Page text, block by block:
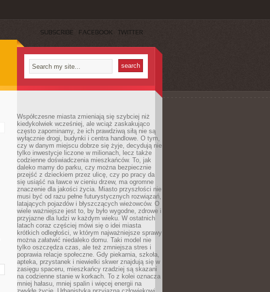
SUBSCRIBE FACEBOOK TWITTER
Współczesne miasta zmieniają się szybciej niż
kiedykolwiek wcześniej, ale wciąż zaskakująco
często zapominamy, że ich prawdziwą siłą nie są
wyłącznie drogi, budynki i centra handlowe. O tym,
czy w danym miejscu dobrze się żyje, decydują nie
tylko inwestycje liczone w milionach, lecz także
codzienne doświadczenia mieszkańców. To, jak
daleko mamy do parku, czy można bezpiecznie
przejść z dzieckiem przez ulicę, czy po pracy da
się usiąść na ławce w cieniu drzew, ma ogromne
znaczenie dla jakości życia. Miasto przyszłości nie
musi być od razu pełne futurystycznych rozwiązań,
latających pojazdów i błyszczących wieżowców. O
wiele ważniejsze jest to, by było wygodne, zdrowe i
przyjazne dla ludzi w każdym wieku. W ostatnich
latach coraz częściej mówi się o idei miasta
krótkich odległości, w którym najważniejsze sprawy
można załatwić niedaleko domu. Taki model nie
tylko oszczędza czas, ale też zmniejsza stres i
poprawia relacje społeczne. Gdy piekarnia, szkoła,
apteka, przystanek i niewielki skwer znajdują się w
zasięgu spaceru, mieszkańcy rzadziej są skazani
na codzienne stanie w korkach. To z kolei oznacza
mniej hałasu, mniej spalin i więcej energii na